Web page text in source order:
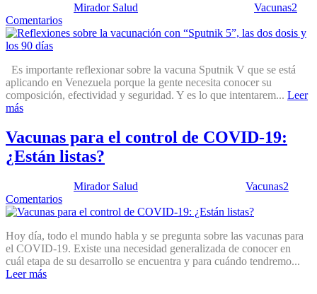
Mirador Salud Vacunas2
Comentarios
Es importante reflexionar sobre la vacuna Sputnik V que se está
aplicando en Venezuela porque la gente necesita conocer su
composición, efectividad y seguridad. Y es lo que intentarem... Leer
más
Vacunas para el control de COVID-19:
¿Están listas?
Mirador Salud Vacunas2
Comentarios
Hoy día, todo el mundo habla y se pregunta sobre las vacunas para
el COVID-19. Existe una necesidad generalizada de conocer en
cuál etapa de su desarrollo se encuentra y para cuándo tendremo...
Leer más